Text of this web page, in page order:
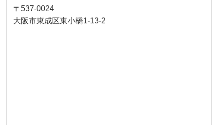
〒537-0024
大阪市東成区東小橋1-13-2